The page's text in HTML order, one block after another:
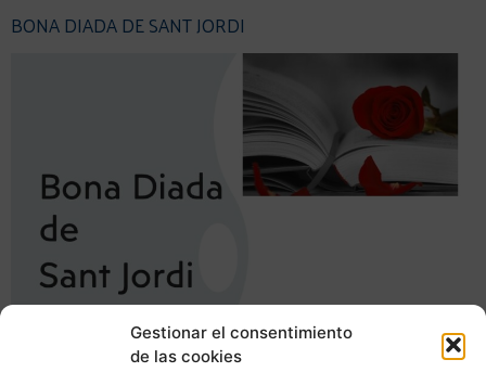
Gestionar el consentimiento
de las cookies
BONA DIADA DE SANT JORDI